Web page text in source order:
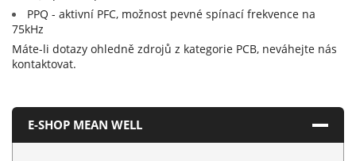
PPQ - aktivní PFC, možnost pevné spínací frekvence na
75kHz
Máte-li dotazy ohledně zdrojů z kategorie PCB, neváhejte nás
kontaktovat.
E-SHOP MEAN WELL